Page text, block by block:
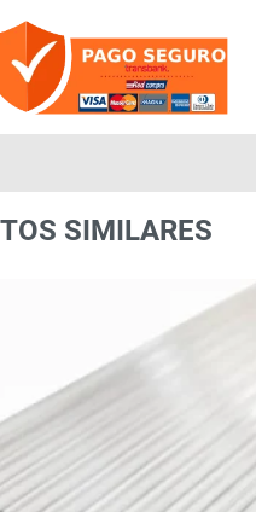
SIMILARES